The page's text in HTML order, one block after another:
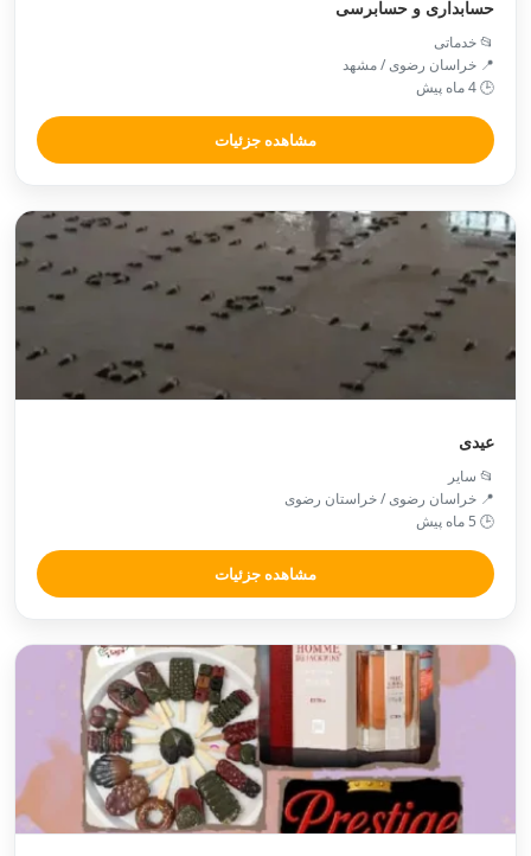
حسابداری و حسابرسی
📂 خدماتی
📍 خراسان رضوی / مشهد
🕒 4 ماه پیش
مشاهده جزئیات
عیدی
📂 سایر
📍 خراسان رضوی / خراستان رضوی
🕒 5 ماه پیش
مشاهده جزئیات